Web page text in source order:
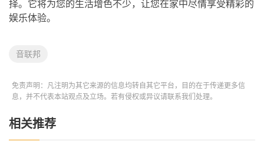
择。它将为您的生活增色不少，让您在家中尽情享受精彩的
娱乐体验。
音联邦
免责声明：凡注明为其它来源的信息均转自其它平台，目的在于传递更多信
息，并不代表本站观点及立场。若有侵权或异议请联系我们处理。
相关推荐